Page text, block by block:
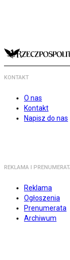
KONTAKT
O nas
Kontakt
Napisz do nas
REKLAMA I
Reklama
Ogłoszenia
Prenumerata
Archiwum